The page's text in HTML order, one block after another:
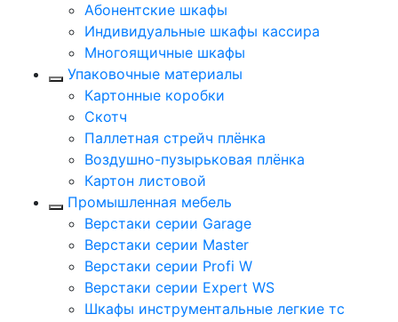
Абонентские шкафы
Индивидуальные шкафы кассира
Многоящичные шкафы
Упаковочные материалы
Картонные коробки
Скотч
Паллетная стрейч плёнка
Воздушно-пузырьковая плёнка
Картон листовой
Промышленная мебель
Верстаки серии Garage
Верстаки серии Master
Верстаки серии Profi W
Верстаки серии Expert WS
Шкафы инструментальные легкие тс